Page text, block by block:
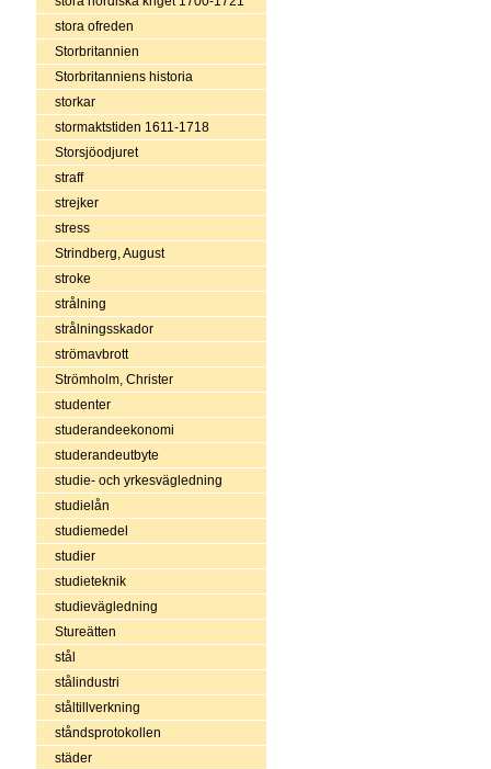
stora ofreden
Storbritannien
Storbritanniens historia
storkar
stormaktstiden 1611-1718
Storsjöodjuret
straff
strejker
stress
Strindberg, August
stroke
strålning
strålningsskador
strömavbrott
Strömholm, Christer
studenter
studerandeekonomi
studerandeutbyte
studie- och yrkesvägledning
studielån
studiemedel
studier
studieteknik
studievägledning
Stureätten
stål
stålindustri
ståltillverkning
ståndsprotokollen
städer